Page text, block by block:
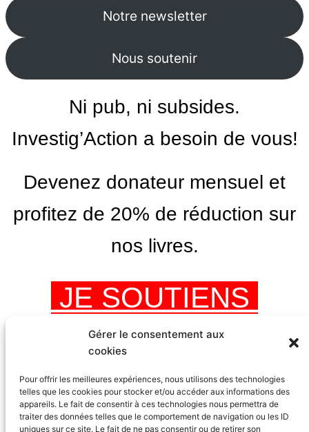
Gérer le consentement aux
cookies
Pour offrir les meilleures expériences, nous utilisons des technologies
telles que les cookies pour stocker et/ou accéder aux informations des
appareils. Le fait de consentir à ces technologies nous permettra de
traiter des données telles que le comportement de navigation ou les ID
uniques sur ce site. Le fait de ne pas consentir ou de retirer son
Notre newsletter
Nous soutenir
Ni pub, ni subsides.
Investig’Action a besoin de vous!
Devenez donateur mensuel et
profitez de 20% de réduction sur
nos livres.
JE SOUTIENS